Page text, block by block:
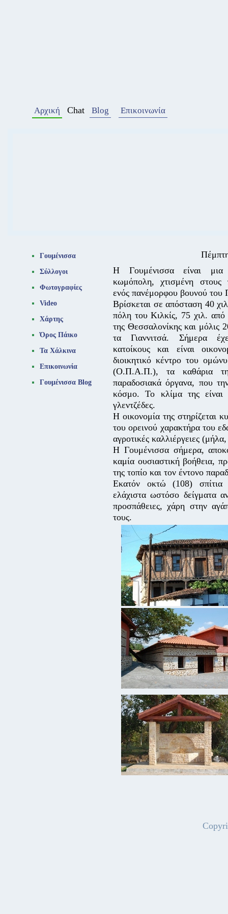
Αρχική Chat Blog Επικοινωνία
Γουμένισσα
Σύλλογοι
Φωτογραφίες
Video
Χάρτης
Όρος Πάικο
Τα Χάλκινα
Επικοινωνία
Γουμένισσα Blog
Η Γουμένισσα είναι μια
κωμόπολη, χτισμένη στους
ενός πανέμορφου βουνού του
Βρίσκεται σε απόσταση 40
πόλη του Κιλκίς, 75 χιλ. από
της Θεσσαλονίκης και μόλις
τα Γιαννιτσά. Σήμερα
κατοίκους και είναι
διοικητικό κέντρο του
(Ο.Π.Α.Π.), τα καθάρια
παραδοσιακά όργανα, που
κόσμο. Το κλίμα της είναι
γλεντζέδες.
Η οικονομία της στηρίζεται
του ορεινού χαρακτήρα του
αγροτικές καλλιέργειες
Η Γουμένισσα σήμερα,
καμία ουσιαστική βοήθεια,
της τοπίο και τον έντονο
Εκατόν οκτώ (108) σπίτια
ελάχιστα ωστόσο δείγματα
προσπάθειες, χάρη στην
τους.